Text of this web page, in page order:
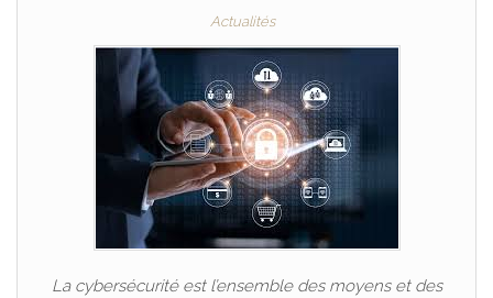
Actualités
La cybersécurité est l’ensemble des moyens et des